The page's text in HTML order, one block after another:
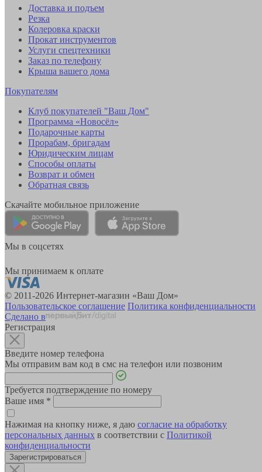
Доставка и подъем
Резка
Колеровка краски
Прокат инструментов
Услуги спецтехники
Заказ по телефону
Крыша вашего дома
Покупателям
Клуб покупателей "Ваш Дом"
Программа «Новосёл»
Подарочные карты
Прорабам, бригадам
Юридическим лицам
Способы оплаты
Возврат и обмен
Обратная связь
Скачайте мобильное приложение
Мы в соцсетях
Мы принимаем к оплате
© 2011-2026 Интернет-магазин «Ваш Дом»
Пользовательское соглашение Политика конфиденциальности
Сделано в
Регистрация
Введите номер телефона
Мы отправим вам код в смс на телефон или позвоним
Требуется подтверждение по номеру
Ваше имя *
Нажимая на кнопку ниже, я даю согласие на обработку
персональных данных в соответствии с Политикой
конфиденциальности
Зарегистрироваться